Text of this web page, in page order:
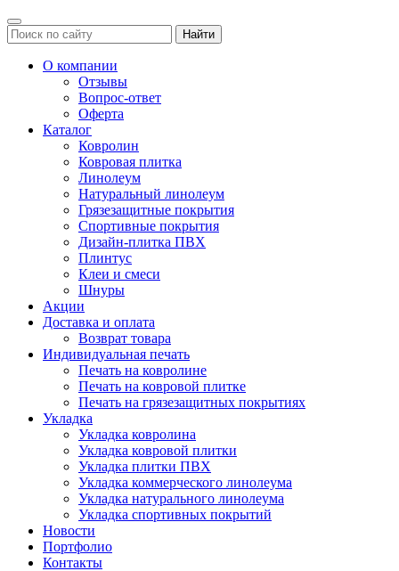
Найти
О компании
Отзывы
Вопрос-ответ
Оферта
Каталог
Ковролин
Ковровая плитка
Линолеум
Натуральный линолеум
Грязезащитные покрытия
Спортивные покрытия
Дизайн-плитка ПВХ
Плинтус
Клеи и смеси
Шнуры
Акции
Доставка и оплата
Возврат товара
Индивидуальная печать
Печать на ковролине
Печать на ковровой плитке
Печать на грязезащитных покрытиях
Укладка
Укладка ковролина
Укладка ковровой плитки
Укладка плитки ПВХ
Укладка коммерческого линолеума
Укладка натурального линолеума
Укладка спортивных покрытий
Новости
Портфолио
Контакты